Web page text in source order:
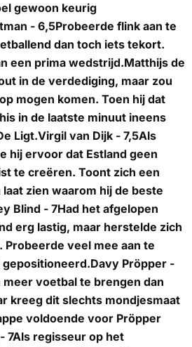
gewoon keurig
- 6,5Probeerde flink aan te
dan toch iets tekort.
een prima wedstrijd.Matthijs de
in de verdediging, maar zou
mogen komen. Toen hij dat
in de laatste minuut ineens
Ligt.Virgil van Dijk - 7,5Als
hij ervoor dat Estland geen
te creëren. Toont zich een
zien waarom hij de beste
Blind - 7Had het afgelopen
erg lastig, maar herstelde zich
Probeerde veel mee aan te
Davy Pröpper -
voetbal te brengen dan
kreeg dit slechts mondjesmaat
voldoende voor Pröpper
7Als regisseur op het